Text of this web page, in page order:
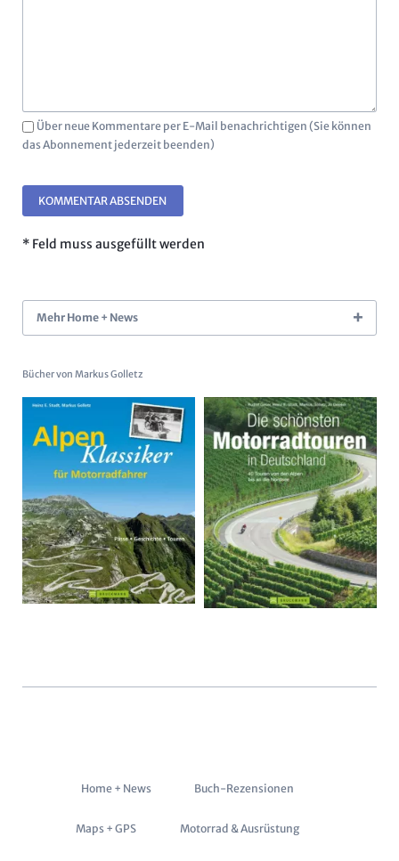
Über neue Kommentare per E-Mail benachrichtigen (Sie können
das Abonnement jederzeit beenden)
KOMMENTAR ABSENDEN
* Feld muss ausgefüllt werden
Mehr Home + News
Bücher von Markus Golletz
Navigation
Home + News Buch-Rezensionen
Maps + GPS Motorrad & Ausrüstung